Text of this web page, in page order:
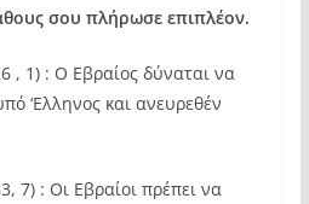
σου πλήρωσε επιπλέον.
, 1) : Ο Εβραίος δύναται να
‘Ελληνος και ανευρεθέν
7) : Οι Εβραίοι πρέπει να